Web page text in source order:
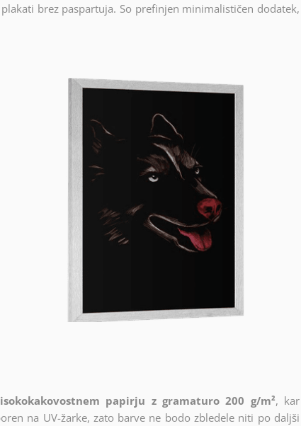
brez paspartuja. So prefinjen minimalističen dodatek,
papirju z gramaturo 200 g/m², kar
na UV-žarke, zato barve ne bodo zbledele niti po daljši